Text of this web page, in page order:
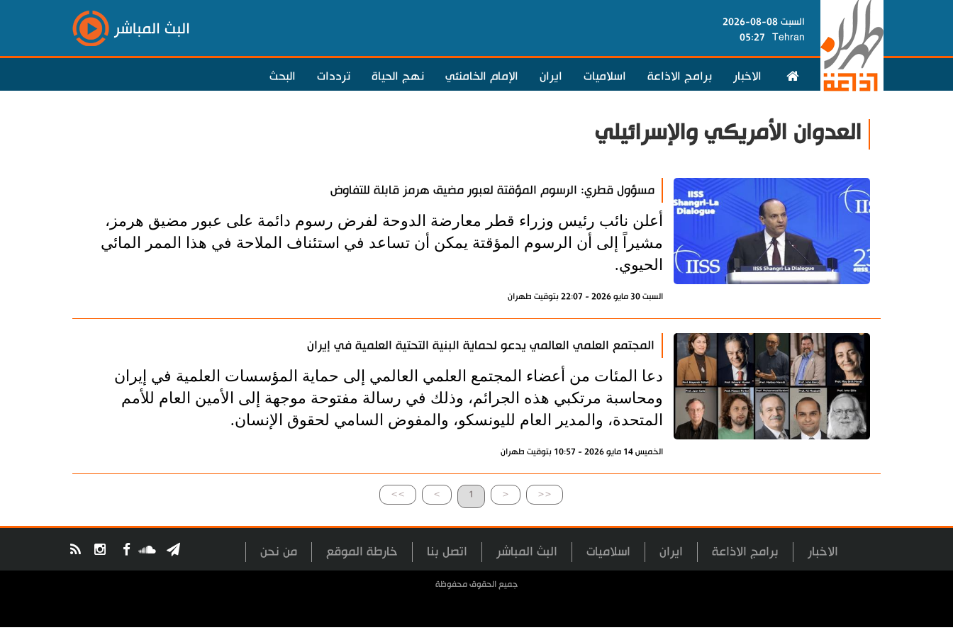
السبت 08-08-2026
Tehran
05:27 البث المباشر
الاخبار برامج الاذاعة اسلاميات ايران الإمام الخامنئي نهج الحياة ترددات البحث
العدوان الأمريكي والإسرائيلي
مسؤول قطري: الرسوم المؤقتة لعبور مضيق هرمز قابلة للتفاوض
أعلن نائب رئيس وزراء قطر معارضة الدوحة لفرض رسوم دائمة على عبور مضيق هرمز،
مشيراً إلى أن الرسوم المؤقتة يمكن أن تساعد في استئناف الملاحة في هذا الممر المائي
الحيوي.
السبت 30 مايو 2026 - 22:07 بتوقيت طهران
المجتمع العلمي العالمي يدعو لحماية البنية التحتية العلمية في إيران
دعا المئات من أعضاء المجتمع العلمي العالمي إلى حماية المؤسسات العلمية في إيران
ومحاسبة مرتكبي هذه الجرائم، وذلك في رسالة مفتوحة موجهة إلى الأمين العام للأمم
المتحدة، والمدير العام لليونسكو، والمفوض السامي لحقوق الإنسان.
الخميس 14 مايو 2026 - 10:57 بتوقيت طهران
>> > 1 < <<
الاخبار برامج الاذاعة ايران اسلاميات البث المباشر اتصل بنا خارطة الموقع من نحن
جميع الحقوق محفوظة